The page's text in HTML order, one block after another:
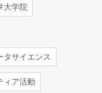
大学院
タサイエンス
ィア活動